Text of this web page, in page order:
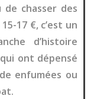
chasser des
17 €, c’est un
d’histoire
ont dépensé
enfumées ou